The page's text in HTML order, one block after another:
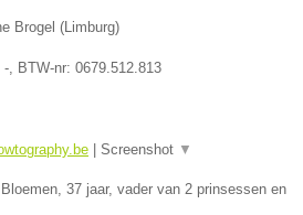
Brogel ( Limburg)
- , BTW-nr: 0679.512.813
Screenshot ▼
37 jaar, vader van 2 prinsessen en